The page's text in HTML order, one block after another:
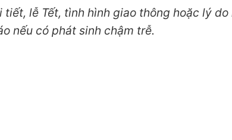
lễ Tết, tình hình giao thông hoặc lý do
nếu có phát sinh chậm trễ.